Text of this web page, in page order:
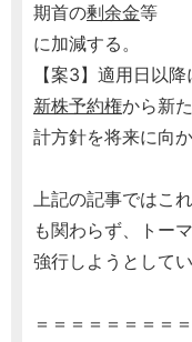
期首の剰余金等
に加減する。
【案3】適用日以
新株予約権から新
計方針を将来に向
上記の記事ではこ
も関わらず、トー
強行しようとして
＝＝＝＝＝＝＝＝